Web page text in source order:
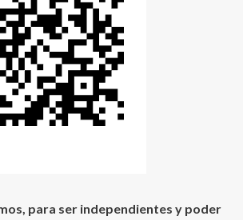
para ser independientes y poder